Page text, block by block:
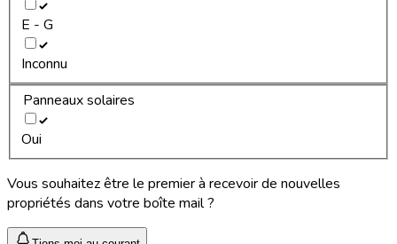
E - G
Inconnu
Panneaux solaires
Oui
Vous souhaitez être le premier à recevoir de nouvelles
propriétés dans votre boîte mail ?